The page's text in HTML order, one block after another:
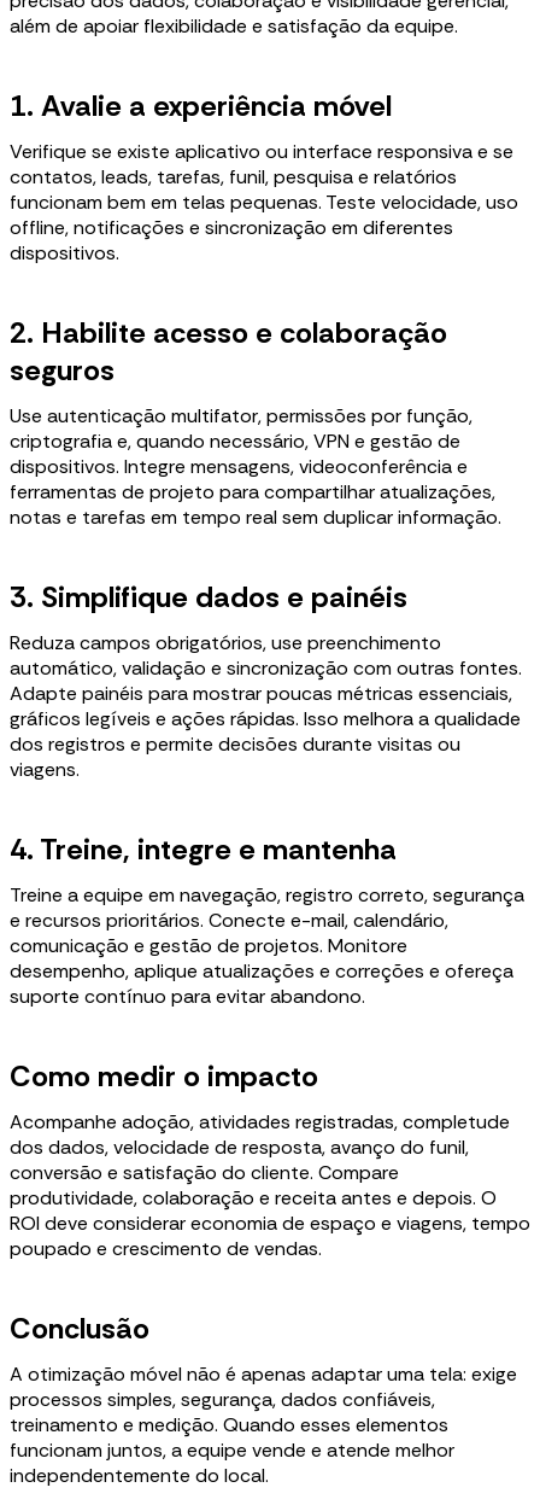
além de apoiar flexibilidade e satisfação da equipe.
1. Avalie a experiência móvel
Verifique se existe aplicativo ou interface responsiva e se
contatos, leads, tarefas, funil, pesquisa e relatórios
funcionam bem em telas pequenas. Teste velocidade, uso
offline, notificações e sincronização em diferentes
dispositivos.
2. Habilite acesso e colaboração
seguros
Use autenticação multifator, permissões por função,
criptografia e, quando necessário, VPN e gestão de
dispositivos. Integre mensagens, videoconferência e
ferramentas de projeto para compartilhar atualizações,
notas e tarefas em tempo real sem duplicar informação.
3. Simplifique dados e painéis
Reduza campos obrigatórios, use preenchimento
automático, validação e sincronização com outras fontes.
Adapte painéis para mostrar poucas métricas essenciais,
gráficos legíveis e ações rápidas. Isso melhora a qualidade
dos registros e permite decisões durante visitas ou
viagens.
4. Treine, integre e mantenha
Treine a equipe em navegação, registro correto, segurança
e recursos prioritários. Conecte e-mail, calendário,
comunicação e gestão de projetos. Monitore
desempenho, aplique atualizações e correções e ofereça
suporte contínuo para evitar abandono.
Como medir o impacto
Acompanhe adoção, atividades registradas, completude
dos dados, velocidade de resposta, avanço do funil,
conversão e satisfação do cliente. Compare
produtividade, colaboração e receita antes e depois. O
ROI deve considerar economia de espaço e viagens, tempo
poupado e crescimento de vendas.
Conclusão
A otimização móvel não é apenas adaptar uma tela: exige
processos simples, segurança, dados confiáveis,
treinamento e medição. Quando esses elementos
funcionam juntos, a equipe vende e atende melhor
independentemente do local.